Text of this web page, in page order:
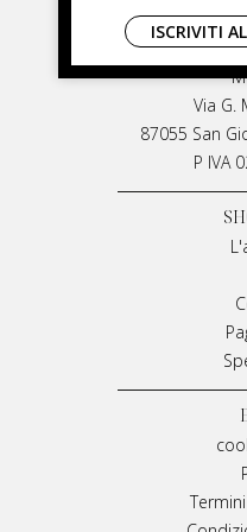
Via G.
87055 San
P IVA
ISCRIVITI